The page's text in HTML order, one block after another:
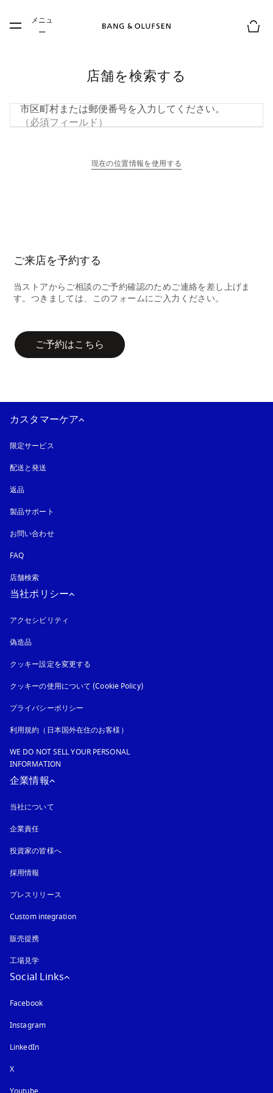
Skip to main footer
メニュ
ー
店舗を検索する
市区町村または郵便番号を入力してください。
（必須フィールド）
現在の位置情報を使用する
ご来店を予約する
当ストアからご相談のご予約確認のためご連絡を差し上げま
す。つきましては、このフォームにご入力ください。
ご予約はこちら
カスタマーケア
限定サービス
配送と発送
返品
製品サポート
お問い合わせ
FAQ
店舗検索
当社ポリシー
アクセシビリティ
偽造品
クッキー設定を変更する
クッキーの使用について (Cookie Policy)新しいタブに表示されます
プライバシーポリシー
利用規約（日本国外在住のお客様）
WE DO NOT SELL YOUR PERSONAL
INFORMATION
企業情報
当社について
企業責任
投資家の皆様へ
採用情報
プレスリリース
Custom integration
販売提携
工場見学
Social Links
Facebook
Instagram新しいタブに表示されます
LinkedIn
X